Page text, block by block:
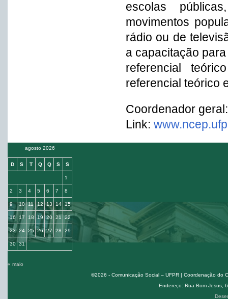
escolas
movimentos
rádio ou de
a capacitação
referencial
referencial teórico
Coordenador
Link:
agosto 2026
D S T Q Q S S
1
2 3 4 5 6 7 8
9 10 11 12 13 14 15
16 17 18 19 20 21 22
23 24 25 26 27 28 29
30 31
« maio
©2026 - Comunicação Social – UFPR | Coordenação do
Endereço: Rua Bom Jesus,